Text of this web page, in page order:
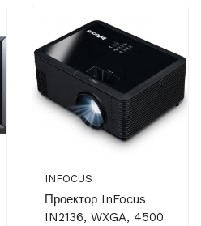
INFOCUS
Проектор InFocus
IN2136, WXGA, 4500